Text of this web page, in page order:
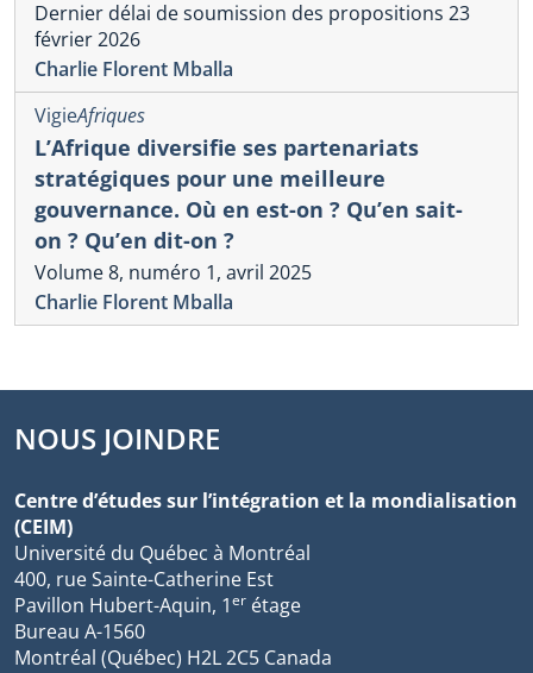
Dernier délai de soumission des propositions 23
février 2026
Charlie Florent Mballa
VigieAfriques
L’Afrique diversifie ses partenariats
stratégiques pour une meilleure
gouvernance. Où en est-on ? Qu’en sait-
on ? Qu’en dit-on ?
Volume 8, numéro 1, avril 2025
Charlie Florent Mballa
NOUS JOINDRE
Centre d’études sur l’intégration et la mondialisation
(CEIM)
Université du Québec à Montréal
400, rue Sainte-Catherine Est
Pavillon Hubert-Aquin, 1er étage
Bureau A-1560
Montréal (Québec) H2L 2C5 Canada